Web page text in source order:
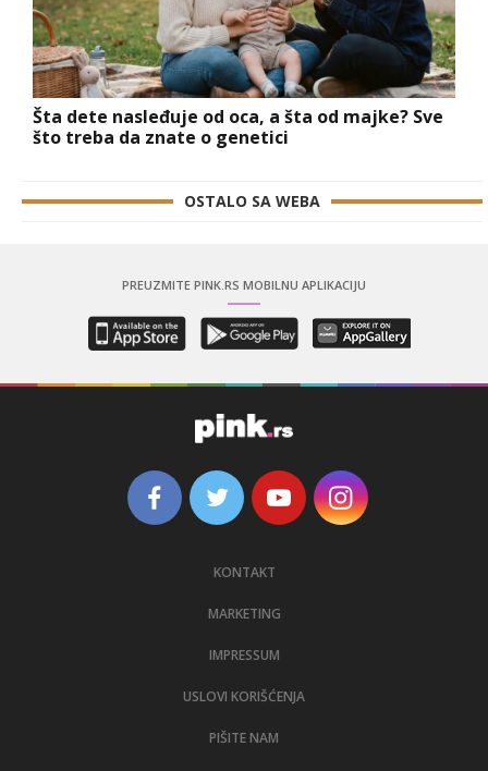
Šta dete nasleđuje od oca, a šta od majke? Sve
što treba da znate o genetici
OSTALO SA WEBA
PREUZMITE PINK.RS MOBILNU APLIKACIJU
KONTAKT
MARKETING
IMPRESSUM
USLOVI KORIŠĆENJA
PIŠITE NAM